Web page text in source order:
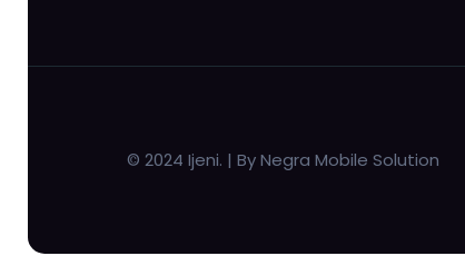
© 2024 Ijeni. | By Negra Mobile Solution